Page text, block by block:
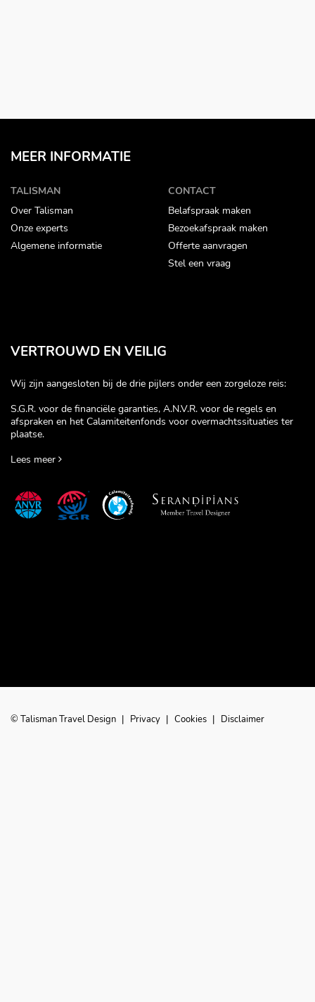
MEER INFORMATIE
TALISMAN
Over Talisman
Onze experts
Algemene informatie
CONTACT
Belafspraak maken
Bezoekafspraak maken
Offerte aanvragen
Stel een vraag
VERTROUWD EN VEILIG
Wij zijn aangesloten bij de drie pijlers onder een zorgeloze reis:
S.G.R. voor de financiële garanties, A.N.V.R. voor de regels en
afspraken en het Calamiteitenfonds voor overmachtssituaties ter
plaatse.
Lees meer
© Talisman Travel Design Privacy Cookies Disclaimer